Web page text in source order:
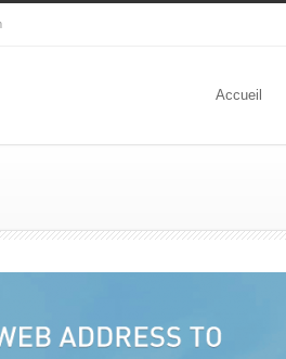
Accueil